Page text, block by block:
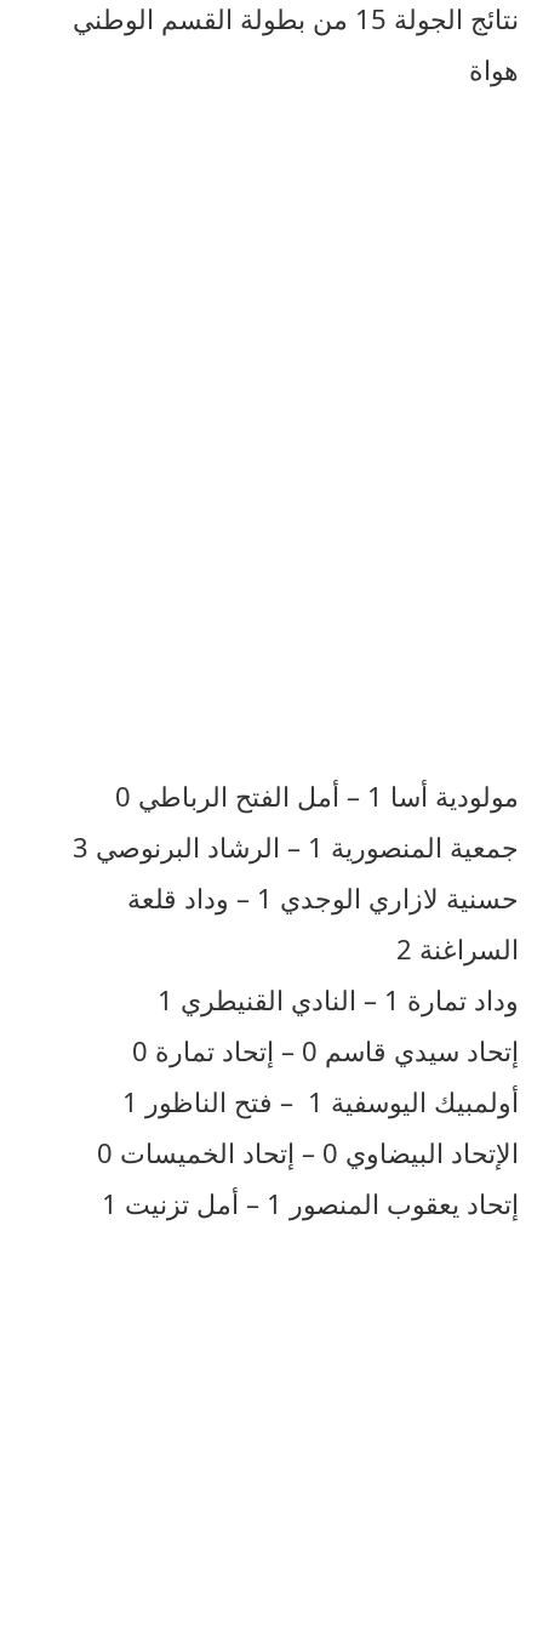
نتائج الجولة 15 من بطولة القسم الوطني
هواة
مولودية أسا 1 – أمل الفتح الرباطي 0
جمعية المنصورية 1 – الرشاد البرنوصي 3
حسنية لازاري الوجدي 1 – وداد قلعة
السراغنة 2
وداد تمارة 1 – النادي القنيطري 1
إتحاد سيدي قاسم 0 – إتحاد تمارة 0
أولمبيك اليوسفية 1 – فتح الناظور 1
الإتحاد البيضاوي 0 – إتحاد الخميسات 0
إتحاد يعقوب المنصور 1 – أمل تزنيت 1